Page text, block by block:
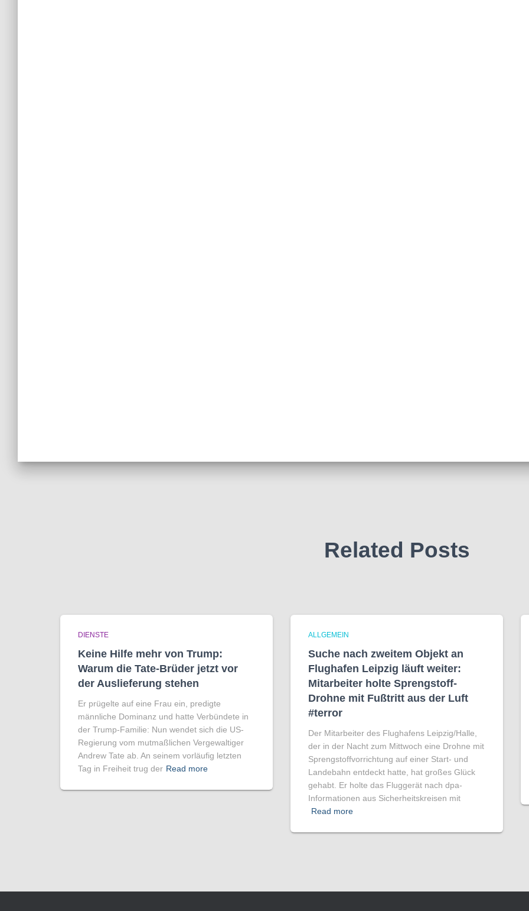
Related Posts
DIENSTE
Keine Hilfe mehr von Trump:
Warum die Tate-Brüder jetzt vor
der Auslieferung stehen
Er prügelte auf eine Frau ein, predigte
männliche Dominanz und hatte Verbündete in
der Trump-Familie: Nun wendet sich die US-
Regierung vom mutmaßlichen Vergewaltiger
Andrew Tate ab. An seinem vorläufig letzten
Tag in Freiheit trug der Read more
ALLGEMEIN
Suche nach zweitem Objekt an
Flughafen Leipzig läuft weiter:
Mitarbeiter holte Sprengstoff-
Drohne mit Fußtritt aus der Luft
#terror
Der Mitarbeiter des Flughafens Leipzig/Halle,
der in der Nacht zum Mittwoch eine Drohne mit
Sprengstoffvorrichtung auf einer Start- und
Landebahn entdeckt hatte, hat großes Glück
gehabt. Er holte das Fluggerät nach dpa-
Informationen aus Sicherheitskreisen mit
Read more